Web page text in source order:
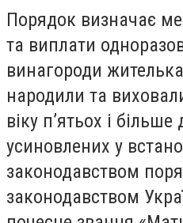
Порядок визначає
та виплати
винагороди
народили та
віку п’ятьох і більше
усиновлених у
законодавством
законодавством